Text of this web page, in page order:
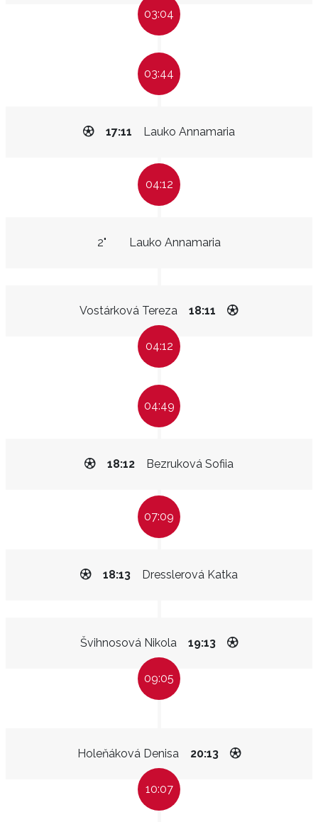
03:04
03:44
Lauko Annamaria
17:11
04:12
Lauko Annamaria
2"
Vostárková Tereza 18:11
04:12
04:49
Bezruková Sofiia
18:12
07:09
Dresslerová Katka
18:13
Švihnosová Nikola 19:13
09:05
Holeňáková Denisa 20:13
10:07